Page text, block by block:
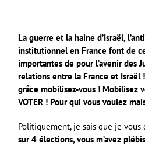
La guerre et la haine d’Israël,
institutionnel en France font de
importantes de pour l’avenir des
relations entre la France et Israël
grâce mobilisez-vous ! Mobilisez
VOTER ! Pour qui vous voulez
Politiquement, je sais que je vous
sur 4 élections, vous m’avez